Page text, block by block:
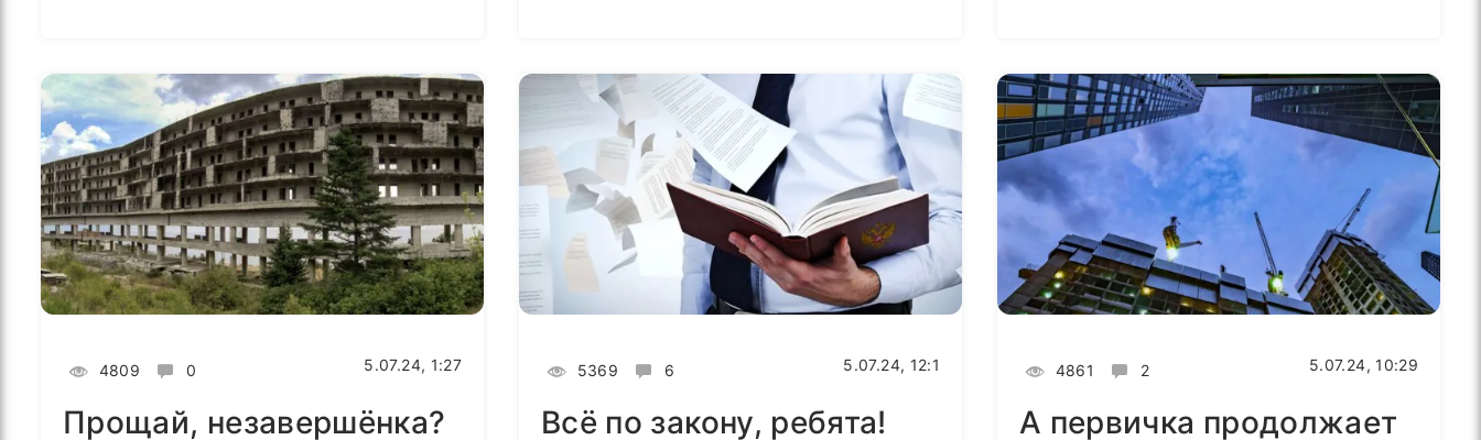
4809 0 5.07.24, 1:27
Прощай, незавершёнка?
5369 6 5.07.24, 12:1
Всё по закону, ребята!
4861 2 5.07.24, 10:29
А первичка продолжает